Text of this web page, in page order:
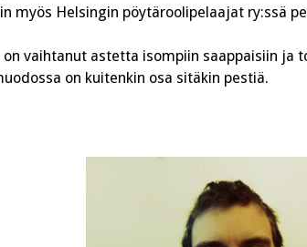
myös Helsingin pöytäroolipelaajat ry:ssä
on vaihtanut astetta isompiin saappaisiin ja
on kuitenkin osa sitäkin pestiä.